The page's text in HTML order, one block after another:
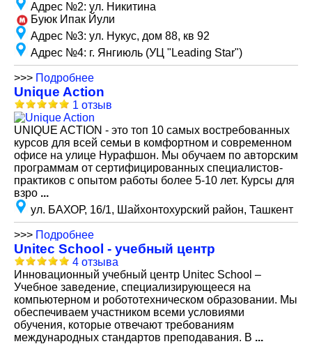
Адрес №2: ул. Никитина
Буюк Ипак Йули
Адрес №3: ул. Нукус, дом 88, кв 92
Адрес №4: г. Янгиюль (УЦ "Leading Star")
>>> Подробнее
Unique Action
1 отзыв
UNIQUE ACTION - это топ 10 самых востребованных
курсов для всей семьи в комфортном и современном
офисе на улице Нурафшон. Мы обучаем по авторским
программам от сертифицированных специалистов-
практиков с опытом работы более 5-10 лет. Курсы для
взро ...
ул. БАХОР, 16/1, Шайхонтохурский район, Ташкент
>>> Подробнее
Unitec School - учебный центр
4 отзыва
Инновационный учебный центр Unitec School –
Учебное заведение, специализирующееся на
компьютерном и робототехническом образовании. Мы
обеспечиваем участником всеми условиями
обучения, которые отвечают требованиям
международных стандартов преподавания. В ...